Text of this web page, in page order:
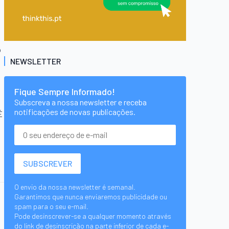
NEWSLETTER
Fique Sempre Informado!
Subscreva a nossa newsletter e receba
notificações de novas publicações.
O envio da nossa newsletter é semanal.
Garantimos que nunca enviaremos publicidade ou
spam para o seu e-mail.
Pode desinscrever-se a qualquer momento através
do link de desinscrição na parte inferior de cada e-